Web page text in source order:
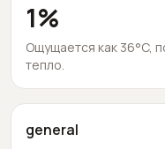
1%
Ощущается как 36°C,
тепло.
general